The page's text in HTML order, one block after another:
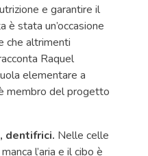
e garantire il
è stata un’occasione
che altrimenti
Raquel
elementare a
membro del progetto
dentifrici. Nelle celle
l’aria e il cibo è